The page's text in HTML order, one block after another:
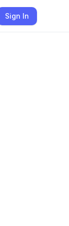
Sign In